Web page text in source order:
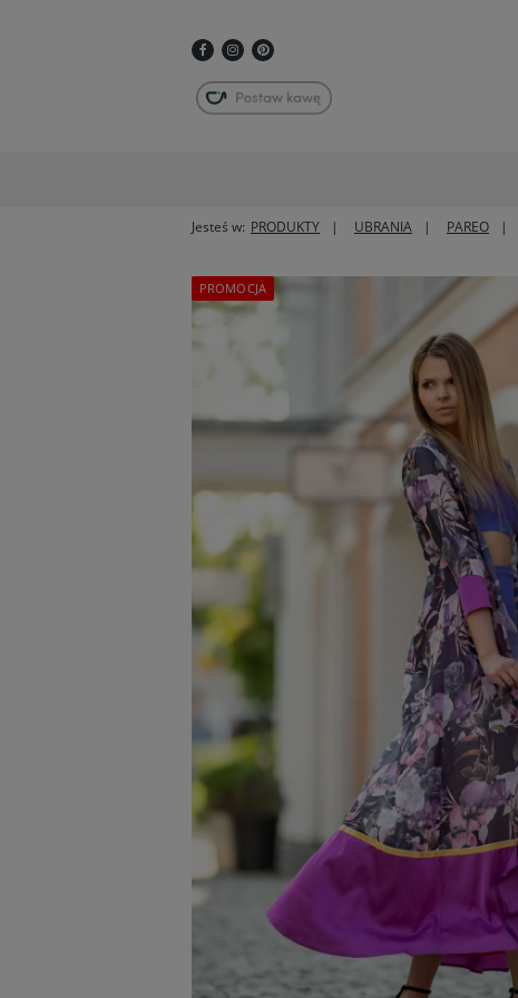
Jesteś w: PRODUKTY UBRANIA PAREO
PROMOCJA